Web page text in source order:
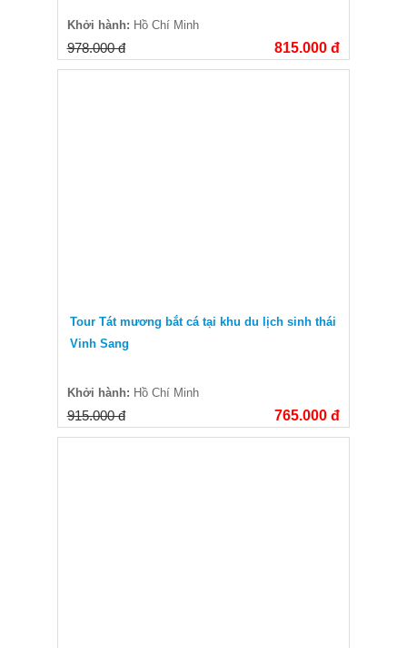
Khởi hành: Hồ Chí Minh
978.000 đ 815.000 đ
Tour Tát mương bắt cá tại khu du lịch sinh thái
Vinh Sang
Khởi hành: Hồ Chí Minh
915.000 đ 765.000 đ